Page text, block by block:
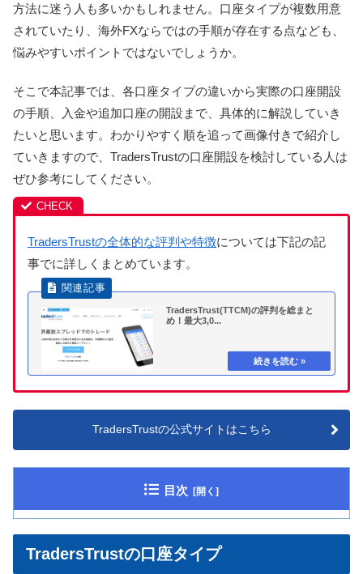
方法に迷う人も多いかもしれません。口座タイプが複数用意
されていたり、海外FXならではの手順が存在する点なども、
悩みやすいポイントではないでしょうか。
そこで本記事では、各口座タイプの違いから実際の口座開設
の手順、入金や追加口座の開設まで、具体的に解説していき
たいと思います。わかりやすく順を追って画像付きで紹介し
ていきますので、TradersTrustの口座開設を検討している人は
ぜひ参考にしてください。
TradersTrustの全体的な評判や特徴については下記の記
事でに詳しくまとめています。
TradersTrust(TTCM)の評判を総まと
め！最大3,0...
TradersTrustの公式サイトはこちら
目次
TradersTrustの口座タイプ